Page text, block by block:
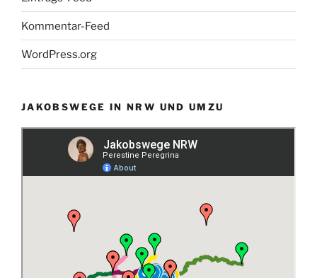
Kommentar-Feed
WordPress.org
JAKOBSWEGE IN NRW UND UMZU